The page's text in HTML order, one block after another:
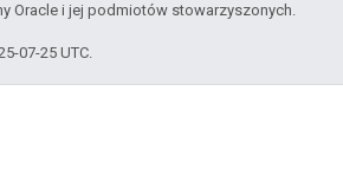
Oracle i jej podmiotów stowarzyszonych.
07-25 UTC.